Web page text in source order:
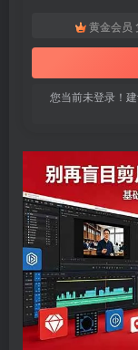
黄金会员
您当前未登录！
扫码